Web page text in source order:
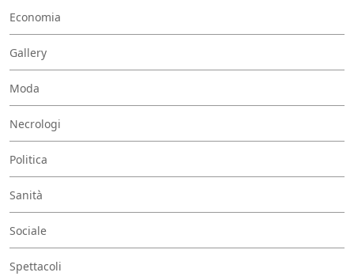
Economia
Gallery
Moda
Necrologi
Politica
Sanità
Sociale
Spettacoli